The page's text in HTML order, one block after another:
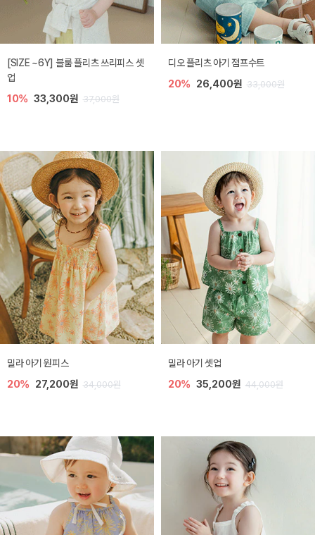
[SIZE ~6Y] 블룸 플리츠 쓰리피스 셋
업
10% 33,300원 37,000원
디오 플리츠 아기 점프수트
20% 26,400원 33,000원
밀라 아기 원피스
20% 27,200원 34,000원
밀라 아기 셋업
20% 35,200원 44,000원